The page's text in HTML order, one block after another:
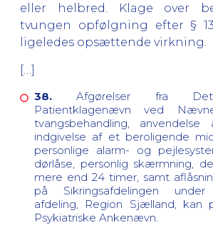
eller helbred. Klage over
tvungen opfølgning efter §
ligeledes opsættende virkning.
[…]
38. Afgørelser fra Det
Patientklagenævn ved
tvangsbehandling,
indgivelse af et beroligende
personlige alarm- og
dørlåse, personlig skærmning,
mere end 24 timer, samt
på Sikringsafdelingen under
afdeling, Region Sjælland, kan
Psykiatriske Ankenævn.